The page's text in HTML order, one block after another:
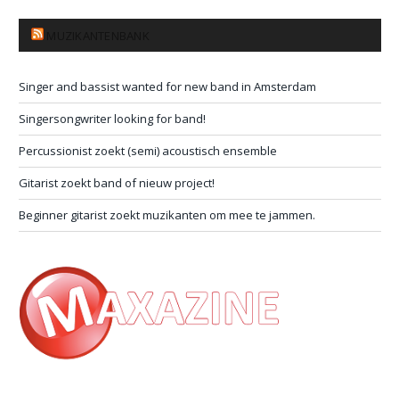
Singer and bassist wanted for new band in Amsterdam
Singersongwriter looking for band!
Percussionist zoekt (semi) acoustisch ensemble
Gitarist zoekt band of nieuw project!
Beginner gitarist zoekt muzikanten om mee te jammen.